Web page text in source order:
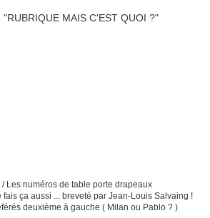
Les numéros de table porte drapeaux
ça aussi ... breveté par Jean-Louis Salvaing !
deuxième à gauche ( Milan ou Pablo ? )